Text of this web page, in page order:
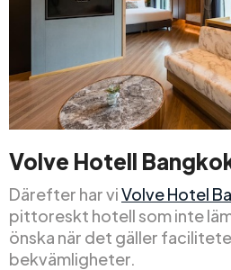
Volve Hotell
Därefter har viVolve Hotel
pittoreskt hotell som inte
önska när det gäller
bekvämligheter.